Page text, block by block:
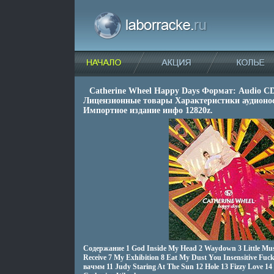
Catherine Wheel Happy Days Формат: Audio
Лицензионные товары Характеристики
Импортное издание инфо 12820z.
Содержание 1 God Inside My Head 2 Waydown 3 Little
Receive 7 My Exhibition 8 Eat My Dust You Insensitive
вачмм 11 Judy Staring At The Sun 12 Hole 13 Fizzy Love